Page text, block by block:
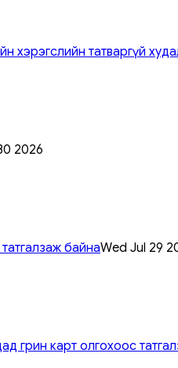
хэрэгслийн татваргүй
2026
байнаWed Jul 29
грин карт олгохоос